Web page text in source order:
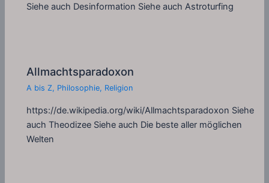
Siehe auch Desinformation Siehe auch Astroturfing
Allmachtsparadoxon
A bis Z, Philosophie, Religion
https://de.wikipedia.org/wiki/Allmachtsparadoxon Siehe
auch Theodizee Siehe auch Die beste aller möglichen
Welten